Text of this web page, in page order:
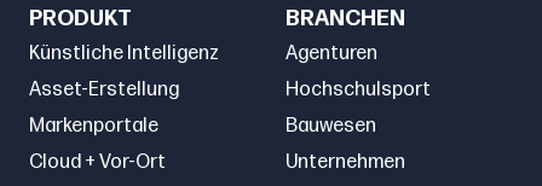
PRODUKT
Künstliche Intelligenz
Asset-Erstellung
Markenportale
Cloud + Vor-Ort
BRANCHEN
Agenturen
Hochschulsport
Bauwesen
Unternehmen